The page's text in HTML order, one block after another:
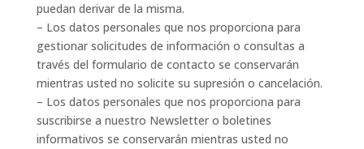
puedan derivar de la misma.
– Los datos personales que nos proporciona para
gestionar solicitudes de información o consultas a
través del formulario de contacto se conservarán
mientras usted no solicite su supresión o cancelación.
– Los datos personales que nos proporciona para
suscribirse a nuestro Newsletter o boletines
informativos se conservarán mientras usted no